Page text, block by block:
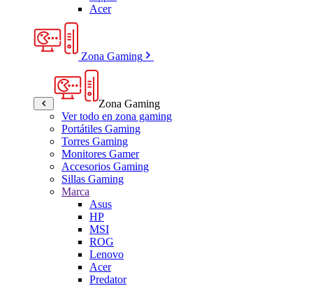
Acer
Zona Gaming
Zona Gaming
Ver todo en zona gaming
Portátiles Gaming
Torres Gaming
Monitores Gamer
Accesorios Gaming
Sillas Gaming
Marca
Asus
HP
MSI
ROG
Lenovo
Acer
Predator